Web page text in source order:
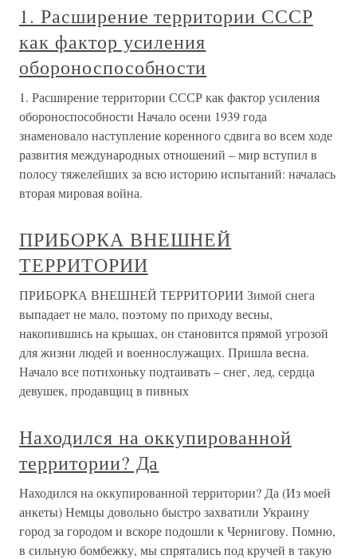
1. Расширение территории СССР
как фактор усиления
обороноспособности
1. Расширение территории СССР как фактор усиления
обороноспособности Начало осени 1939 года
знаменовало наступление коренного сдвига во всем ходе
развития международных отношений – мир вступил в
полосу тяжелейших за всю историю испытаний: началась
вторая мировая война.
ПРИБОРКА ВНЕШНЕЙ
ТЕРРИТОРИИ
ПРИБОРКА ВНЕШНЕЙ ТЕРРИТОРИИ Зимой снега
выпадает не мало, поэтому по приходу весны,
накопившись на крышах, он становится прямой угрозой
для жизни людей и военнослужащих. Пришла весна.
Начало все потихоньку подтаивать – снег, лед, сердца
девушек, продавщиц в пивных
Находился на оккупированной
территории? Да
Находился на оккупированной территории? Да (Из моей
анкеты) Немцы довольно быстро захватили Украину
город за городом и вскоре подошли к Чернигову. Помню,
в сильную бомбежку, мы спрятались под кручей в такую